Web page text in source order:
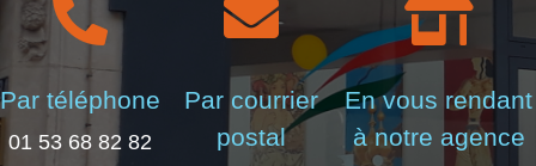
Par téléphone
01 53 68 82 82
Par courrier
postal
En vous rendant
à notre agence